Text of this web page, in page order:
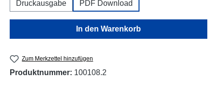
Druckausgabe PDF Download
In den Warenkorb
Zum Merkzettel hinzufügen
Produktnummer: 100108.2